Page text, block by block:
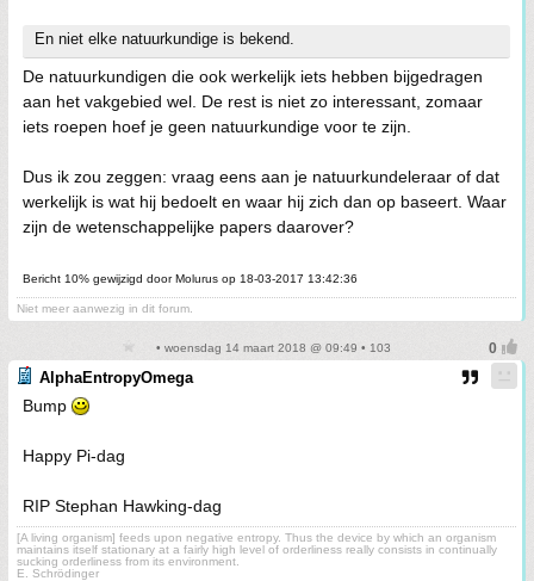
En niet elke natuurkundige is bekend.
De natuurkundigen die ook werkelijk iets hebben bijgedragen
aan het vakgebied wel. De rest is niet zo interessant, zomaar
iets roepen hoef je geen natuurkundige voor te zijn.
Dus ik zou zeggen: vraag eens aan je natuurkundeleraar of dat
werkelijk is wat hij bedoelt en waar hij zich dan op baseert. Waar
zijn de wetenschappelijke papers daarover?
Bericht 10% gewijzigd door Molurus op 18-03-2017 13:42:36
Niet meer aanwezig in dit forum.
• woensdag 14 maart 2018 @ 09:49 • 103
AlphaEntropyOmega
Bump
Happy Pi-dag
RIP Stephan Hawking-dag
[A living organism] feeds upon negative entropy. Thus the device by which an organism
maintains itself stationary at a fairly high level of orderliness really consists in continually
sucking orderliness from its environment.
E. Schrödinger